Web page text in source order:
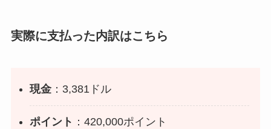
実際に支払った内訳はこちら
現金 ：3,381ドル
ポイント ：420,000ポイント